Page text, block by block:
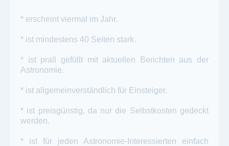
* erscheint viermal im Jahr.
* ist mindestens 40 Seiten stark.
* ist prall gefüllt mit aktuellen Berichten aus der
Astronomie.
* ist allgemeinverständlich für Einsteiger.
* ist preisgünstig, da nur die Selbstkosten gedeckt
werden.
* ist für jeden Astronomie-Interessierten einfach